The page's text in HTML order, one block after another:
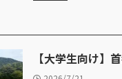
【大学生向け】